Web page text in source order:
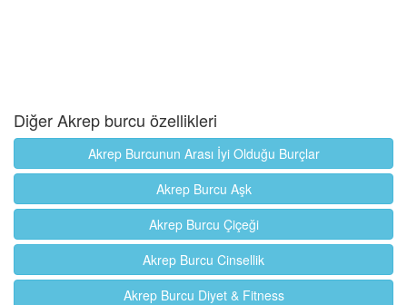
Diğer Akrep burcu özellikleri
Akrep Burcunun Arası İyi Olduğu Burçlar
Akrep Burcu Aşk
Akrep Burcu Çiçeği
Akrep Burcu Cinsellik
Akrep Burcu Diyet & Fitness